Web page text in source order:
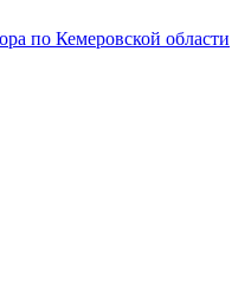
по Кемеровской области